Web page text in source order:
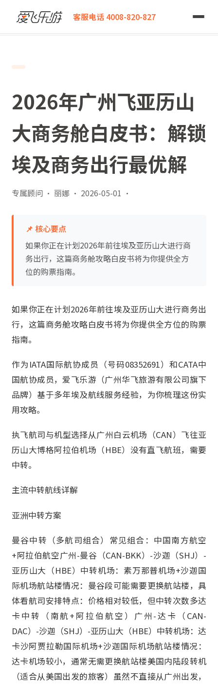
客服电话 4008-820-827
爱飞乐游
2026年广州飞亚历山大商务舱白皮书：解锁埃及商务出行最优解
2026年广州飞亚历山
大商务舱白皮书：解锁
埃及商务出行最优解
专属顾问 · 丽娜 · 2026-05-01 ·
📌 核心要点
如果你正在计划2026年前往埃及亚历山大进行商
务出行，这篇商务舱攻略白皮书将为你提供全方
位的购票指南。
如果你正在计划2026年前往埃及亚历山大进行商务出
行，这篇商务舱攻略白皮书将为你提供全方位的购票
指南。
作为IATA国际航协成员（号码08352691）和CATA中
国航协成员，爱飞乐游（广州华飞旅游有限公司旗下
品牌）基于多年埃及航线服务经验，为你梳理这份实
用攻略。
执飞航司与机型选择从广州白云机场（CAN）飞往亚
历山大博格阿拉伯机场（HBE）没有直飞航班，需要
中转。
主流中转航线详解
亚洲中转方案
曼谷中转（多航司组合）常见组合：中国南方航空
+阿拉伯航空广州-曼谷（CAN-BKK）-沙迦（SHJ）-
亚历山大（HBE）中转机场：素万那普机场+沙迦国
际机场航站楼情况：曼谷段可能需要更换航站楼，具
体看航司安排特点：价格相对较低，但中转次数多达
卡中转（南航+阿拉伯航空）广州-达卡（CAN-
DAC）-沙迦（SHJ）-亚历山大（HBE）中转机场：达
卡沙阿贾拉勒国际机场+沙迦国际机场航站楼情况：
达卡机场较小，通常无需更换航站楼美国内陆段转机
（适合从美国出发的旅客）虽然不直接从广州出发，